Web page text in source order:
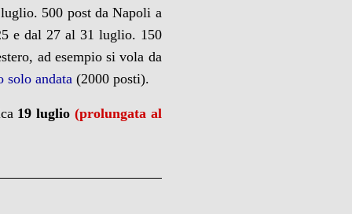
500 post da Napoli a
e dal 27 al 31 luglio. 150
ad esempio si vola da
solo andata(2000 posti).
19 luglio (prolungata al